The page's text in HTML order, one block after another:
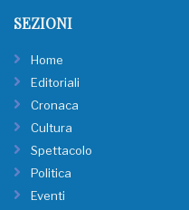
SEZIONI
Home
Editoriali
Cronaca
Cultura
Spettacolo
Politica
Eventi